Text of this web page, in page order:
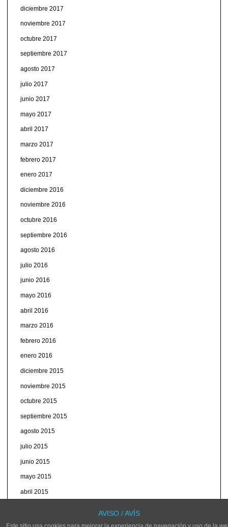
diciembre 2017
noviembre 2017
octubre 2017
septiembre 2017
agosto 2017
julio 2017
junio 2017
mayo 2017
abril 2017
marzo 2017
febrero 2017
enero 2017
diciembre 2016
noviembre 2016
octubre 2016
septiembre 2016
agosto 2016
julio 2016
junio 2016
mayo 2016
abril 2016
marzo 2016
febrero 2016
enero 2016
diciembre 2015
noviembre 2015
octubre 2015
septiembre 2015
agosto 2015
julio 2015
junio 2015
mayo 2015
abril 2015
AVISO / AVÍS